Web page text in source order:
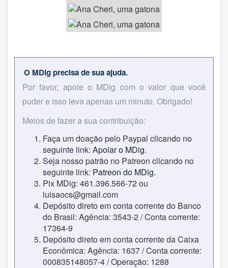
O MDig precisa de sua ajuda.
Por favor, apoie o MDig com o valor que você
puder e isso leva apenas um minuto. Obrigado!
Meios de fazer a sua contribuição:
Faça um doação pelo Paypal clicando no
seguinte link: Apoiar o MDig.
Seja nosso patrão no Patreon clicando no
seguinte link: Patreon do MDig.
Pix MDig: 461.396.566-72 ou
luisaocs@gmail.com
Depósito direto em conta corrente do Banco
do Brasil: Agência: 3543-2 / Conta corrente:
17364-9
Depósito direto em conta corrente da Caixa
Econômica: Agência: 1637 / Conta corrente:
000835148057-4 / Operação: 1288